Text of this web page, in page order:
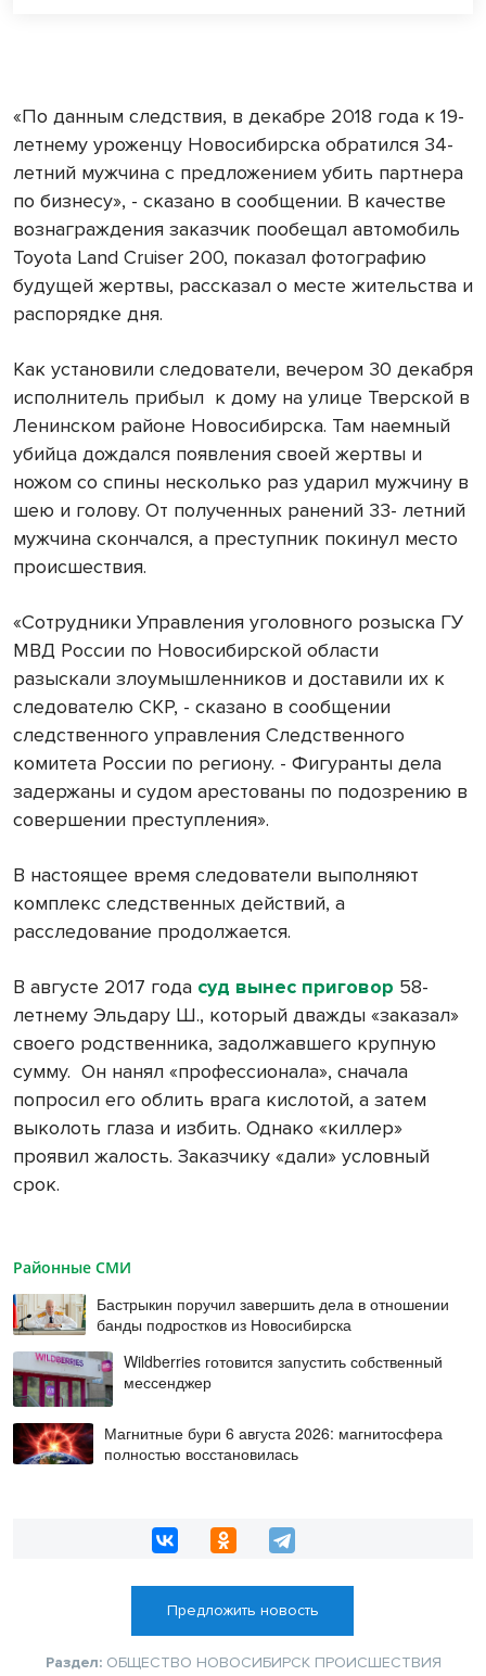
«По данным следствия, в декабре 2018 года к 19-
летнему уроженцу Новосибирска обратился 34-
летний мужчина с предложением убить партнера
по бизнесу», - сказано в сообщении. В качестве
вознаграждения заказчик пообещал автомобиль
Toyota Land Cruiser 200, показал фотографию
будущей жертвы, рассказал о месте жительства и
распорядке дня.
Как установили следователи, вечером 30 декабря
исполнитель прибыл к дому на улице Тверской в
Ленинском районе Новосибирска. Там наемный
убийца дождался появления своей жертвы и
ножом со спины несколько раз ударил мужчину в
шею и голову. От полученных ранений 33- летний
мужчина скончался, а преступник покинул место
происшествия.
«Сотрудники Управления уголовного розыска ГУ
МВД России по Новосибирской области
разыскали злоумышленников и доставили их к
следователю СКР, - сказано в сообщении
следственного управления Следственного
комитета России по региону. - Фигуранты дела
задержаны и судом арестованы по подозрению в
совершении преступления».
В настоящее время следователи выполняют
комплекс следственных действий, а
расследование продолжается.
В августе 2017 года суд вынес приговор 58-
летнему Эльдару Ш., который дважды «заказал»
своего родственника, задолжавшего крупную
сумму. Он нанял «профессионала», сначала
попросил его облить врага кислотой, а затем
выколоть глаза и избить. Однако «киллер»
проявил жалость. Заказчику «дали» условный
срок.
Районные СМИ
Бастрыкин поручил завершить дела в отношении
банды подростков из Новосибирска
Wildberries готовится запустить собственный
мессенджер
Магнитные бури 6 августа 2026: магнитосфера
полностью восстановилась
Предложить новость
Раздел: ОБЩЕСТВО НОВОСИБИРСК ПРОИСШЕСТВИЯ